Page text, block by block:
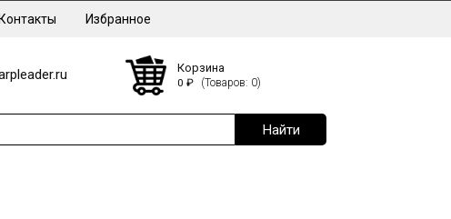
Контакты Избранное
Корзина
0 ₽ (Товаров: 0)